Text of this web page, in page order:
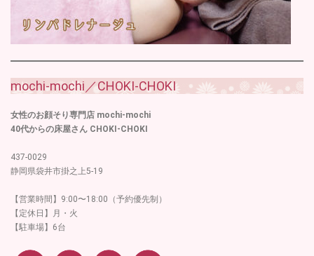
mochi-mochi／CHOKI-CHOKI
女性のお顔そり専門店 mochi-mochi
40代からの床屋さん CHOKI-CHOKI
437-0029
静岡県袋井市掛之上5-19
【営業時間】9:00〜18:00（予約優先制）
【定休日】月・火
【駐車場】6台